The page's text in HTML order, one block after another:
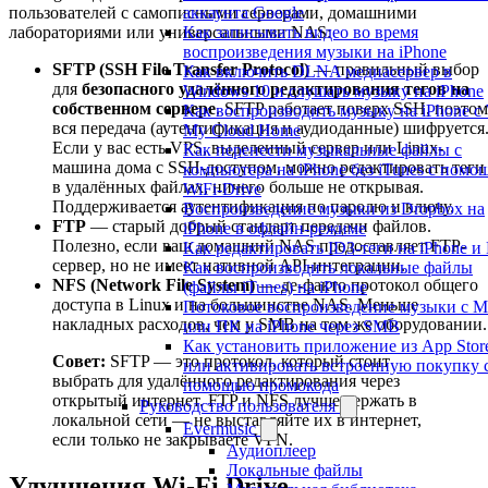
аккаунта Google
Как записывать видео во время
воспроизведения музыки на iPhone
Как включить DLNA медиасервер в
Windows 10 и слушать музыку на iPhone
Как воспроизводить музыку на iPhone с
My Cloud Home
Как перенести музыкальные файлы с
компьютера на iPhone без iTunes с
WiFi-Drive
Воспроизведение музыки из Dropbox на
iPhone в офлайн-режиме
Как редактировать ID3-теги на iPhone и
Как воспроизводить локальные файлы
(файлы iTunes) на iPhone
Потоковое воспроизведение музыки с
или ПК на iPhone через SMB
Как установить приложение из App
или активировать встроенную покупку
помощью промокода
Руководство пользователя
Evermusic
Аудиоплеер
Локальные файлы
пользователей с самописными серверами, домашними
лабораториями или универсальными NAS:
SFTP (SSH File Transfer Protocol)— правильный выбор
для безопасного удалённого редактирования тегов на
собственном сервере. SFTP работает поверх SSH,
вся передача (аутентификация и аудиоданные) шифруется.
Если у вас есть VPS, выделенный сервер или Linux-
машина дома с SSH-доступом, можно редактировать теги
в удалённых файлах, ничего больше не открывая.
Поддерживается аутентификация по паролю и ключу.
FTP — старый добрый стандарт передачи файлов.
Полезно, если ваш домашний NAS предоставляет FTP-
сервер, но не имеет нативной API-интеграции.
NFS (Network File System)— де-факто протокол общего
доступа в Linux и на большинстве NAS. Меньше
накладных расходов, чем у SMB на том же оборудовании.
Совет: SFTP — это протокол, который стоит
выбрать для удалённого редактирования через
открытый интернет. FTP и NFS лучше держать в
локальной сети — не выставляйте их в интернет,
если только не закрываете VPN.